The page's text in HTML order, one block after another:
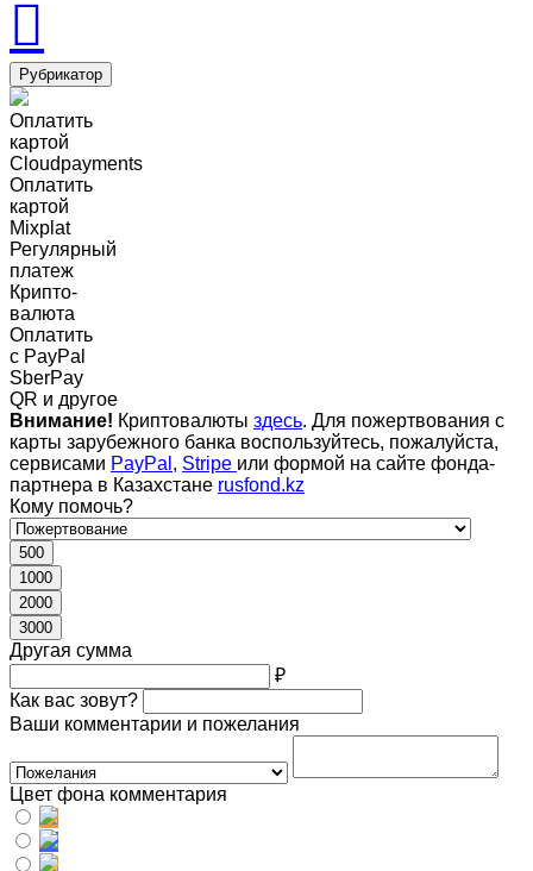
Рубрикатор
Оплатить
картой
Cloudpayments
Оплатить
картой
Mixplat
Регулярный
платеж
Крипто-
валюта
Оплатить
c PayPal
SberPay
QR и другое
Внимание! Криптовалюты здесь. Для пожертвования с
карты зарубежного банка воспользуйтесь, пожалуйста,
сервисами PayPal , Stripe или формой на сайте фонда-
партнера в Казахстане rusfond.kz
Кому помочь?
500
1000
2000
3000
Другая сумма
₽
Как вас зовут?
Ваши комментарии и пожелания
Цвет фона комментария